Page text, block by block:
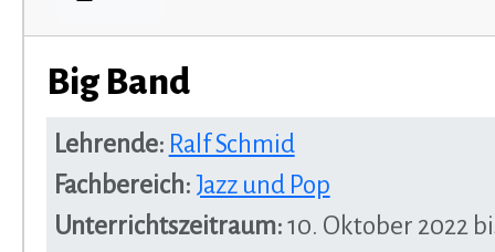
Big Band
Lehrende: Ralf Schmid
Fachbereich: Jazz und Pop
Unterrichtszeitraum: 10. Oktober 2022